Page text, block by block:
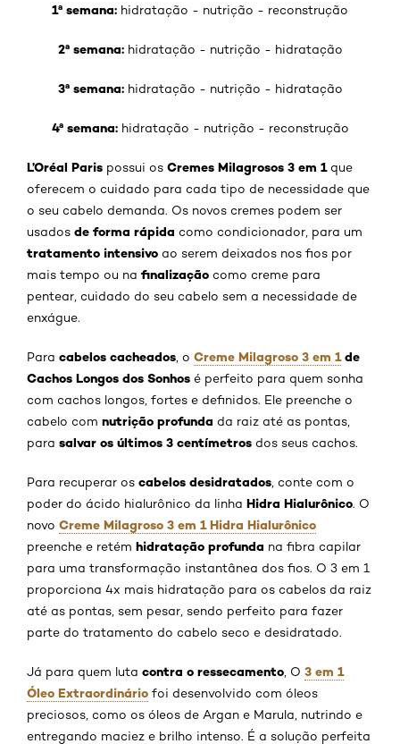
1ª semana: hidratação - nutrição - reconstrução
2ª semana:hidratação - nutrição - hidratação
3ª semana:hidratação - nutrição - hidratação
4ª semana:hidratação - nutrição - reconstrução
L’Oréal Paris possui os Cremes Milagrosos 3 em 1que
oferecem o cuidado para cada tipo de necessidade que
o seu cabelo demanda. Os novos cremes podem ser
usados de forma rápida como condicionador, para um
tratamento intensivo ao serem deixados nos fios por
mais tempo ou na finalização como creme para
pentear, cuidado do seu cabelo sem a necessidade de
enxágue.
Para cabelos cacheados , o Creme Milagroso 3 em 1 de
Cachos Longos dos Sonhos é perfeito para quem sonha
com cachos longos, fortes e definidos. Ele preenche o
cabelo com nutrição profunda da raiz até as pontas,
para salvar os últimos 3 centímetros dos seus cachos.
Para recuperar os cabelos desidratados , conte com o
poder do ácido hialurônico da linha Hidra Hialurônico. O
novo Creme Milagroso 3 em 1 Hidra Hialurônico
preenche e retém hidratação profunda na fibra capilar
para uma transformação instantânea dos fios. O 3 em 1
proporciona 4x mais hidratação para os cabelos da raiz
até as pontas, sem pesar, sendo perfeito para fazer
parte do tratamento do cabelo seco e desidratado.
Já para quem luta contra o ressecamento , O 3 em 1
Óleo Extraordinário foi desenvolvido com óleos
preciosos, como os óleos de Argan e Marula, nutrindo e
entregando maciez e brilho intenso. É a solução perfeita